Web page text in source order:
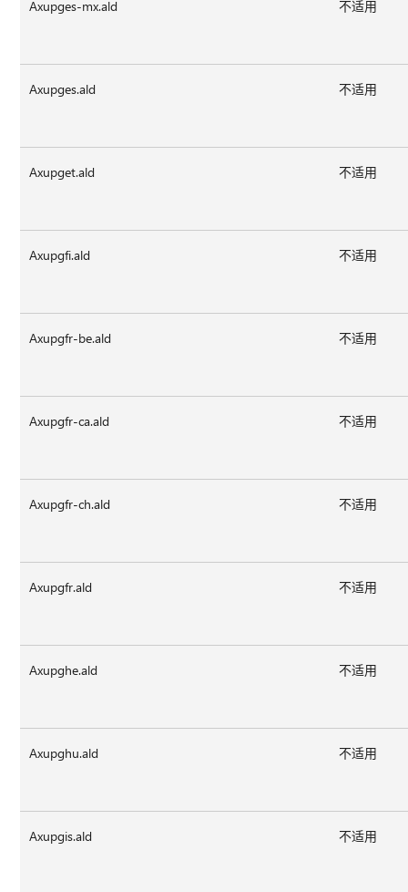
Axupges-mx.ald 不适用
Axupges.ald 不适用
Axupget.ald 不适用
Axupgfi.ald 不适用
Axupgfr-be.ald 不适用
Axupgfr-ca.ald 不适用
Axupgfr-ch.ald 不适用
Axupgfr.ald 不适用
Axupghe.ald 不适用
Axupghu.ald 不适用
Axupgis.ald 不适用